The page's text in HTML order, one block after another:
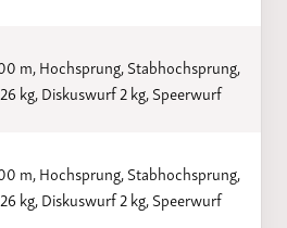
m, Hochsprung, Stabhochsprung,
kg, Diskuswurf 2 kg, Speerwurf
m, Hochsprung, Stabhochsprung,
kg, Diskuswurf 2 kg, Speerwurf